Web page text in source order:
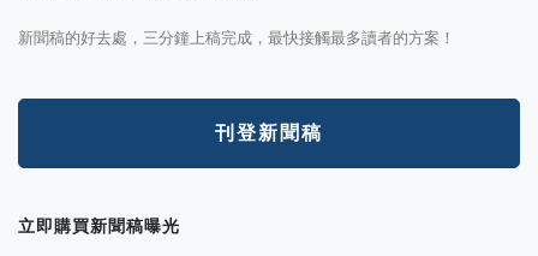
新聞稿的好去處，三分鐘上稿完成，最快接觸最多讀者的方案！
刊登新聞稿
立即購買新聞稿曝光